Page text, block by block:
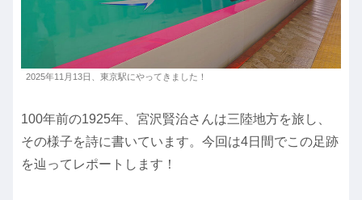
2025年11月13日、東京駅にやってきました！
100年前の1925年、宮沢賢治さんは三陸地方を旅し、
その様子を詩に書いています。今回は4日間でこの足跡
を辿ってレポートします！